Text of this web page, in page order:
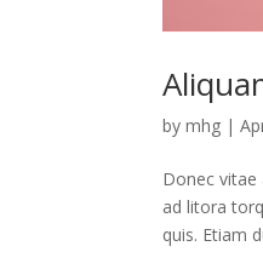
bymhg |
Donec vitae
ad litora
quis. Etiam